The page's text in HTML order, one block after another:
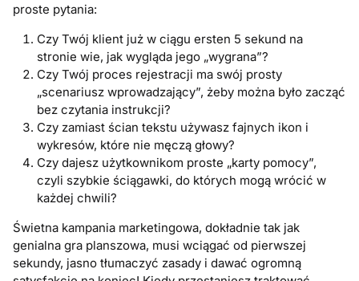
proste pytania:
Czy Twój klient już w ciągu ersten 5 sekund na
stronie wie, jak wygląda jego „wygrana”?
Czy Twój proces rejestracji ma swój prosty
„scenariusz wprowadzający”, żeby można było zacząć
bez czytania instrukcji?
Czy zamiast ścian tekstu używasz fajnych ikon i
wykresów, które nie męczą głowy?
Czy dajesz użytkownikom proste „karty pomocy”,
czyli szybkie ściągawki, do których mogą wrócić w
każdej chwili?
Świetna kampania marketingowa, dokładnie tak jak
genialna gra planszowa, musi wciągać od pierwszej
sekundy, jasno tłumaczyć zasady i dawać ogromną